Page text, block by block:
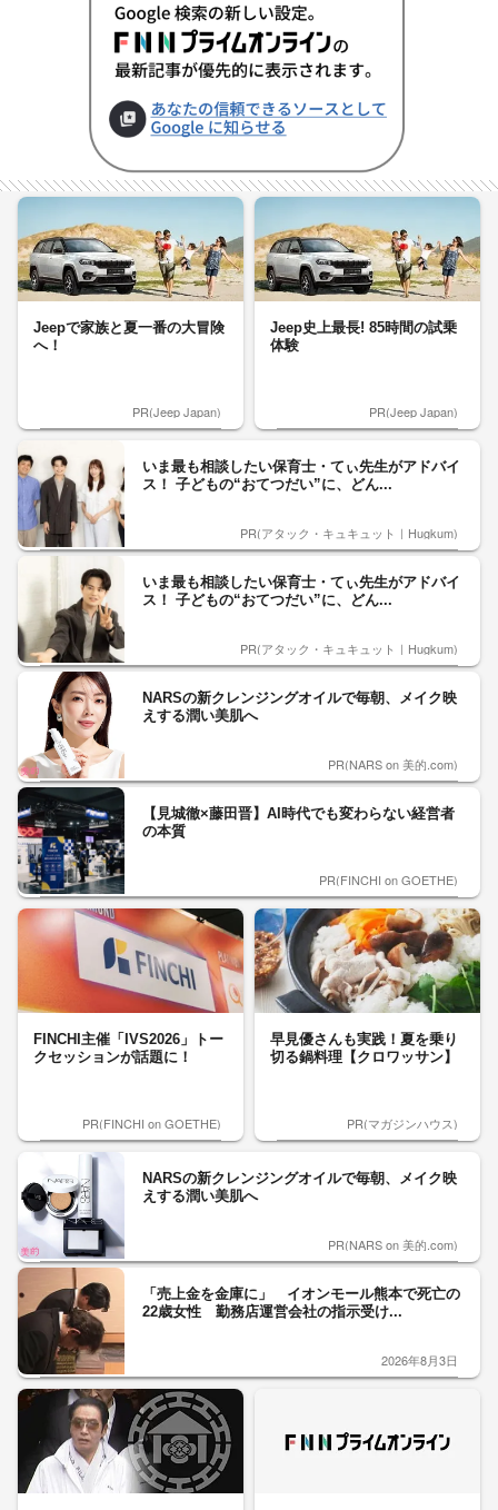
Jeepで家族と夏一番の大冒険
へ！
PR(Jeep Japan)
Jeep史上最長! 85時間の試乗
体験
PR(Jeep Japan)
いま最も相談したい保育士・てぃ先生がアドバイ
ス！ 子どもの“おてつだい”に、どん...
PR(アタック・キュキュット｜Hugkum)
いま最も相談したい保育士・てぃ先生がアドバイ
ス！ 子どもの“おてつだい”に、どん...
PR(アタック・キュキュット｜Hugkum)
NARSの新クレンジングオイルで毎朝、メイク映
えする潤い美肌へ
PR(NARS on 美的.com)
【見城徹×藤田晋】AI時代でも変わらない経営者
の本質
PR(FINCHI on GOETHE)
FINCHI主催「IVS2026」トー
クセッションが話題に！
PR(FINCHI on GOETHE)
早見優さんも実践！夏を乗り
切る鍋料理【クロワッサン】
PR(マガジンハウス)
NARSの新クレンジングオイルで毎朝、メイク映
えする潤い美肌へ
PR(NARS on 美的.com)
「売上金を金庫に」 イオンモール熊本で死亡の
22歳女性 勤務店運営会社の指示受け...
2026年8月3日